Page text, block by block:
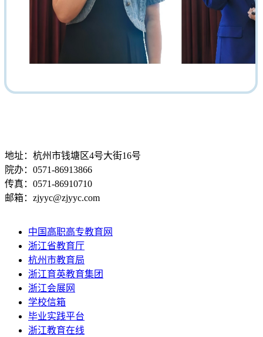
地址：杭州市钱塘区4号大街16号
院办：0571-86913866
传真：0571-86910710
邮箱：zjyyc@zjyyc.com
中国高职高专教育网
浙江省教育厅
杭州市教育局
浙江育英教育集团
浙江会展网
学校信箱
毕业实践平台
浙江教育在线